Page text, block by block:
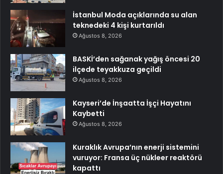
İstanbul Moda açıklarında su alan
teknedeki 4 kişi kurtarıldı
Ağustos 8, 2026
BASKİ’den sağanak yağış öncesi 20
ilçede teyakkuza geçildi
Ağustos 8, 2026
Kayseri’de İnşaatta İşçi Hayatını
Kaybetti
Ağustos 8, 2026
Kuraklık Avrupa’nın enerji sistemini
vuruyor: Fransa üç nükleer reaktörü
kapattı